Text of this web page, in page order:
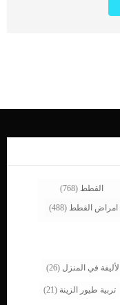
خلف هذه المتلازمة وسنتناولها
الجفن من العين ، أو ضيق بؤبؤ
القطط (768)
امراض القطط (488)
في المنزل (26)
تربية طيور الزينة (21)